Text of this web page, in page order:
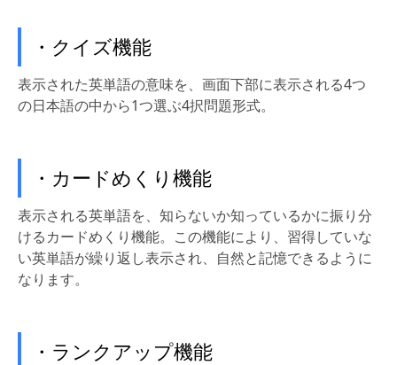
・クイズ機能
表示された英単語の意味を、画面下部に表示される4つ
の日本語の中から1つ選ぶ4択問題形式。
・カードめくり機能
表示される英単語を、知らないか知っているかに振り分
けるカードめくり機能。この機能により、習得していな
い英単語が繰り返し表示され、自然と記憶できるように
なります。
・ランクアップ機能